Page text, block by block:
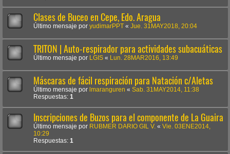
Clases de Buceo en Cepe, Edo. Aragua
Último mensaje por yudimarPPT « Jue. 31MAY2018, 20:04
TRITON | Auto-respirador para actividades subacuáticas
Último mensaje por LGIS « Lun. 28MAR2016, 13:49
Máscaras de fácil respiración para Natación c/Aletas
Último mensaje por lmaranguren « Sab. 31MAY2014, 11:38
Respuestas: 1
Inscripciones de Buzos para el componente de La Guaira
Último mensaje por RUBMER DARIO GIL V. « Vie. 03ENE2014,
10:29
Respuestas: 1